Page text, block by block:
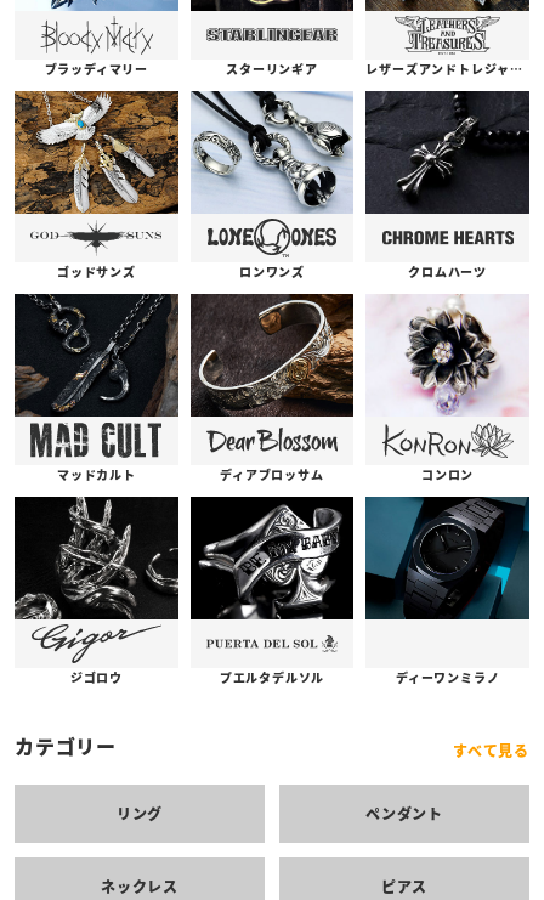
ブラッディマリー スターリンギア レザーズアンドトレジャーズ
ゴッドサンズ ロンワンズ クロムハーツ
マッドカルト ディアブロッサム コンロン
ジゴロウ プエルタデルソル ディーワンミラノ
カテゴリー すべて見る
リング ペンダント
ネックレス ピアス